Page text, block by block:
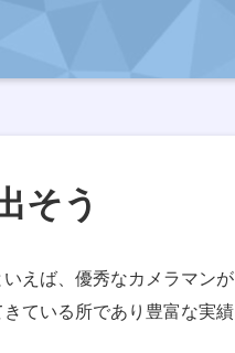
そう
えば、優秀なカメラマンが
ている所であり豊富な実績